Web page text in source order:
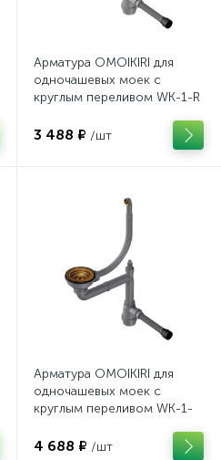
Арматура OMOIKIRI для
одночашевых моек с
круглым переливом WK-1-R
3 488 ₽ /шт
Арматура OMOIKIRI для
одночашевых моек с
круглым переливом WK-1-
4 688 ₽ /шт